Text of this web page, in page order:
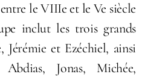
le VIIIe et le Ve siècle
inclut les trois grands
Jérémie et Ezéchiel, ainsi
Jonas, Michée,